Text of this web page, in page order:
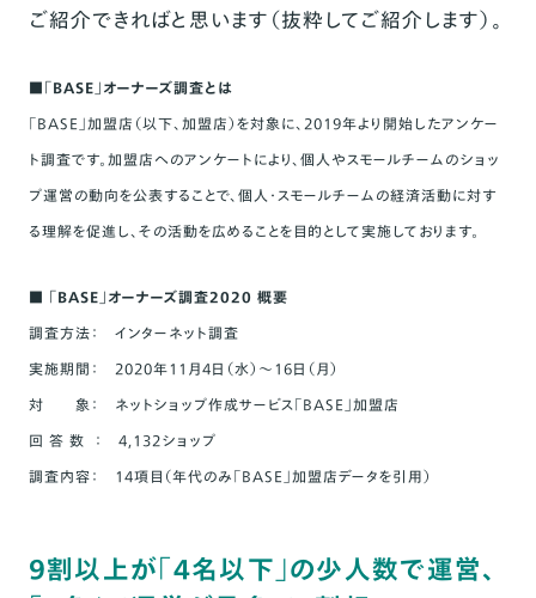
ご紹介できればと思います（抜粋してご紹介します）。
■「BASE」オーナーズ調査とは
「BASE」加盟店（以下、加盟店）を対象に、2019年より開始したアンケー
ト調査です。加盟店へのアンケートにより、個人やスモールチームのショッ
プ運営の動向を公表することで、個人・スモールチームの経済活動に対す
る理解を促進し、その活動を広めることを目的として実施しております。
■ 「BASE」オーナーズ調査2020 概要
調査方法： インターネット調査
実施期間： 2020年11月4日（水）〜16日（月）
対 象： ネットショップ作成サービス「BASE」加盟店
回 答 数 ： 4,132ショップ
調査内容： 14項目（年代のみ「BASE」加盟店データを引用）
9割以上が「4名以下」の少人数で運営、